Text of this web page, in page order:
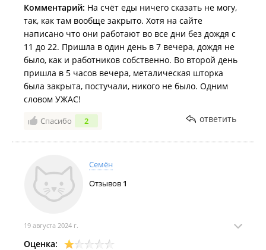
Комментарий: На счёт еды ничего сказать не могу,
так, как там вообще закрыто. Хотя на сайте
написано что они работают во все дни без дождя с
11 до 22. Пришла в один день в 7 вечера, дождя не
было, как и работников собственно. Во второй день
пришла в 5 часов вечера, металическая шторка
была закрыта, постучали, никого не было. Одним
словом УЖАС!
Спасибо 2 ответить
Семён
Отзывов 1
19 августа 2024 г.
Оценка: